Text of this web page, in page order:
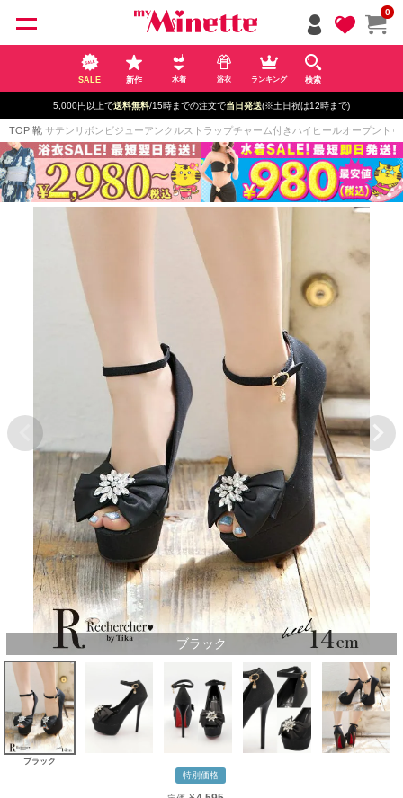
0
SALE 新作 水着 浴衣 ランキング 検索
5,000円以上で送料無料/15時までの注文で当日発送(※土日祝は12時まで)
TOP 靴 サテンリボンビジューアンクルストラップチャーム付きハイヒールオープント
ブラック
ブラック
特別価格
ペー
ジト
ップ